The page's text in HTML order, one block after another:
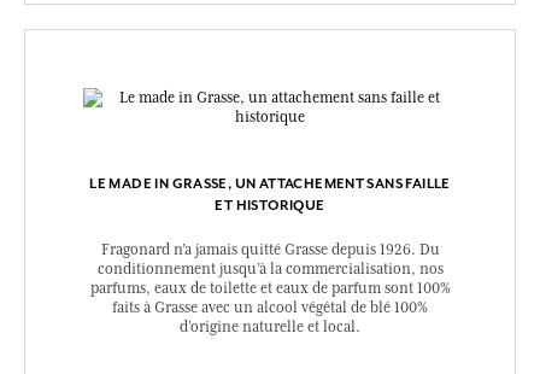
LE MADE IN GRASSE, UN ATTACHEMENT SANS FAILLE
ET HISTORIQUE
Fragonard n’a jamais quitté Grasse depuis 1926. Du
conditionnement jusqu’à la commercialisation, nos
parfums, eaux de toilette et eaux de parfum sont 100%
faits à Grasse avec un alcool végétal de blé 100%
d’origine naturelle et local.